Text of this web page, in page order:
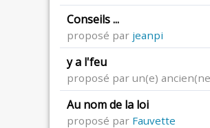
Conseils ...
proposé par jeanpi
y a l'feu
proposé par un(e)
Au nom de la loi
proposé par Fauvette